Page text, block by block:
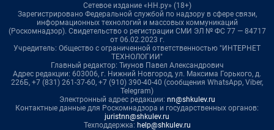
Сетевое издание «НН.ру» (18+)
Зарегистрировано Федеральной службой по надзору в сфере связи,
информационных технологий и массовых коммуникаций
(Роскомнадзор). Свидетельство о регистрации СМИ ЭЛ № ФС 77 — 84717
от 06.02.2023 г.
Учредитель: Общество с ограниченной ответственностью "ИНТЕРНЕТ
ТЕХНОЛОГИИ"
Главный редактор: Тиунов Павел Александрович
Адрес редакции: 603006, г. Нижний Новгород, ул. Максима Горького, д.
226Б, +7 (831) 261-37-60, +7 (910) 390-40-40 (сообщения WhatsApp, Viber,
Telegram)
Электронный адрес редакции: nn@shkulev.ru
Контактные данные для Роскомнадзора и государственных органов:
juristnn@shkulev.ru
Техподдержка: help@shkulev.ru